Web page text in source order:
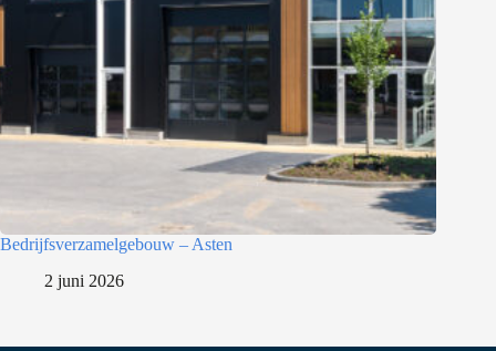
Bedrijfsverzamelgebouw – Asten
2 juni 2026